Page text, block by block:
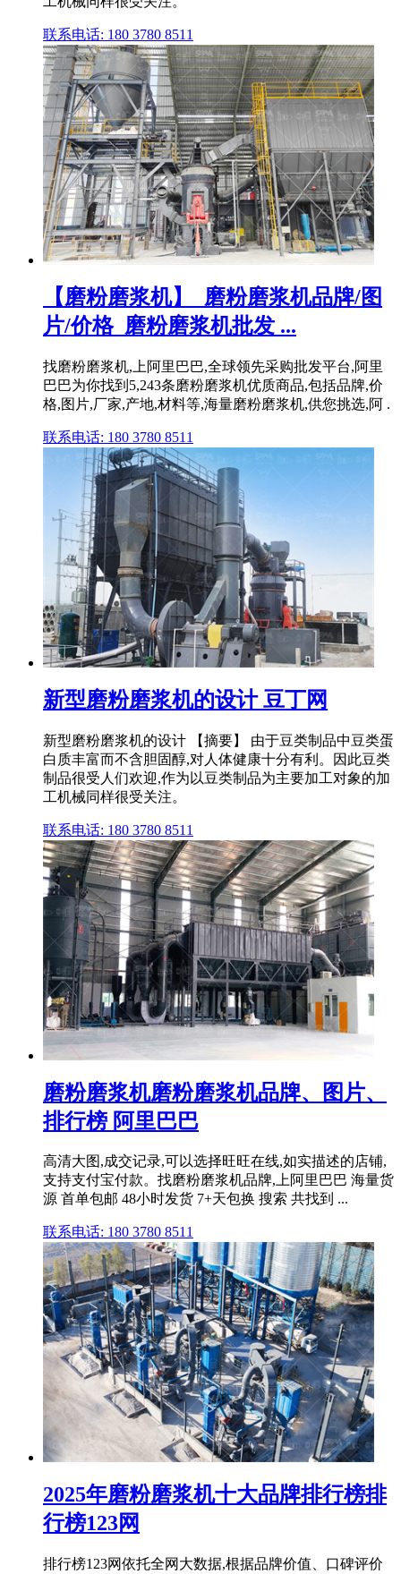
联系电话: 180 3780 8511
【磨粉磨浆机】_磨粉磨浆机品牌/图
片/价格_磨粉磨浆机批发 ...
找磨粉磨浆机,上阿里巴巴,全球领先采购批发平台,阿里
巴巴为你找到5,243条磨粉磨浆机优质商品,包括品牌,价
格,图片,厂家,产地,材料等,海量磨粉磨浆机,供您挑选,阿 .
联系电话: 180 3780 8511
新型磨粉磨浆机的设计 豆丁网
新型磨粉磨浆机的设计 【摘要】 由于豆类制品中豆类蛋
白质丰富而不含胆固醇,对人体健康十分有利。因此豆类
制品很受人们欢迎,作为以豆类制品为主要加工对象的加
工机械同样很受关注。
联系电话: 180 3780 8511
磨粉磨浆机磨粉磨浆机品牌、图片、
排行榜 阿里巴巴
高清大图,成交记录,可以选择旺旺在线,如实描述的店铺,
支持支付宝付款。找磨粉磨浆机品牌,上阿里巴巴 海量货
源 首单包邮 48小时发货 7+天包换 搜索 共找到 ...
联系电话: 180 3780 8511
2025年磨粉磨浆机十大品牌排行榜排
行榜123网
排行榜123网依托全网大数据,根据品牌价值、口碑评价